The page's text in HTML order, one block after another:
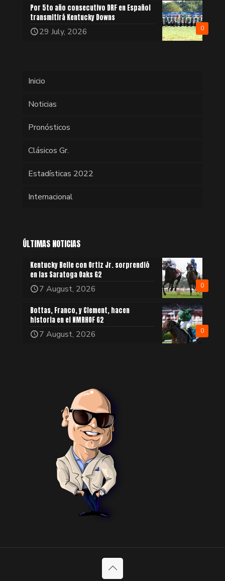
0
Por 5to año consecutivo DRF en Español
transmitirá Kentucky Downs
29 July, 2026
Inicio
Noticias
Pronósticos
Clásicos Gr.
Estadísticas 2022
Internacional
ÚLTIMAS NOTICIAS
0
Kentucky Belle con Ortiz Jr. sorprendió
en las Saratoga Oaks G2
7 August, 2026
0
Bottas, Franco, y Clement, hacen
historia en el NMRHOF G2
7 August, 2026